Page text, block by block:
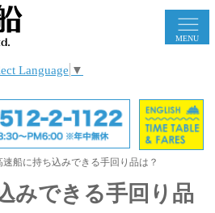
MENU
Language ▼
速船に持ち込みできる手回り品は？
みできる手回り品